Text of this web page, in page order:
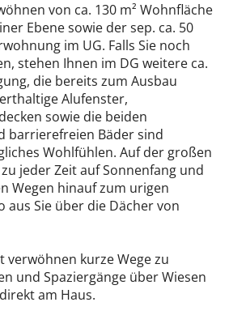
von ca. 130 m² Wohnfläche
Ebene sowie der sep. ca. 50
im UG. Falls Sie noch
stehen Ihnen im DG weitere ca.
die bereits zum Ausbau
Alufenster,
sowie die beiden
barrierefreien Bäder sind
Wohlfühlen. Auf der großen
jeder Zeit auf Sonnenfang und
Wegen hinauf zum urigen
aus Sie über die Dächer von
verwöhnen kurze Wege zu
und Spaziergänge über Wiesen
am Haus.